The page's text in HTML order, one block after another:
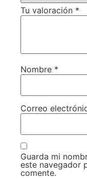
Tu valoración *
Nombre *
Correo
Guarda mi
este navegador
comente.